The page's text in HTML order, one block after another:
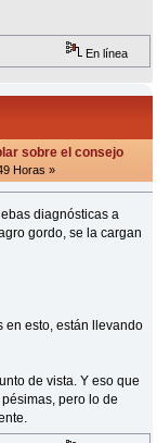
En línea
sobre el consejo
Horas »
diagnósticas a
gordo, se la cargan
en esto, están llevando
de vista. Y eso que
pero lo de